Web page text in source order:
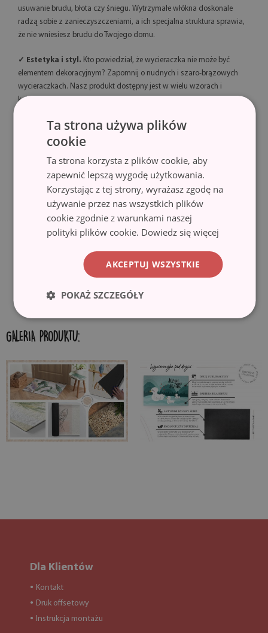
usuwanie brudu, błota czy śniegu. Wytrzymałe włókna doskonale
radzą sobie z zanieczyszczeniami, a ich specjalna struktura sprawia,
że nie wniesiesz brudu do Twojego domu.
✓ Estetyka i styl. Kto powiedział, że wycieraczka nie może być
elementem dekoracyjnym? Zapomnij o nudnych i szaro-brązowych
wycieraczkach. Nasz produkt dostępny jest w wielu wzorach i
kolorach, dzięki czemu doskonale wpisuje się w wystrój Twojego
✓ Trwałość i bezpieczeństwo.
antypoślizgowy spód pokryty gumą, zapobiega przesuwaniu się
wycieraczki i gwarantuje bezpieczeństwo użytkowania. Wycieraczka
idealnie nadaje się do różnego rodzaju podłogi, w tym drewnianej i
kafelek. Przed rozłożeniem, upewnij się, że powierzchnia jest gładka,
czysta i sucha.
ekologicznych materiałów, a motywy nadrukowane są przy użyciu
techniki sublimacji, co gwarantuje trwałe i wyraziste kolory oraz
GALERIA PRODUKTU:
Dla Klientów
● Kontakt
● Druk offsetowy
● Instrukcja montażu
Ta strona używa plików
cookie
Ta strona korzysta z plików cookie, aby
zapewnić lepszą wygodę użytkowania.
Korzystając z tej strony, wyrażasz zgodę na
używanie przez nas wszystkich plików
cookie zgodnie z warunkami naszej
polityki plików cookie. Dowiedz się więcej
AKCEPTUJ WSZYSTKIE
POKAŻ SZCZEGÓŁY